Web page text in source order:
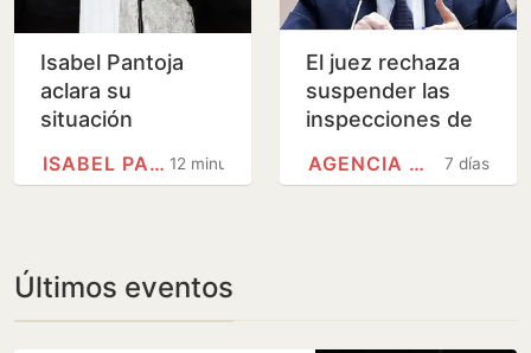
Isabel Pantoja
aclara su
situación
revés de la
12 minutos
ISABEL PANTOJA
El juez rechaza
suspender las
inspecciones de
Zapatero y su7 días
AGENCIA TRIBUTARIA
Últimos eventos